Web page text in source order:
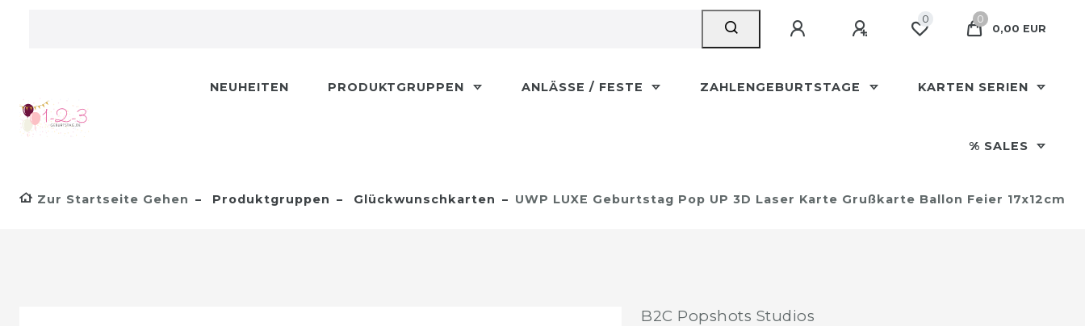
0
0
0,00 EUR
NEUHEITEN PRODUKTGRUPPEN ANLÄSSE / FESTE ZAHLENGEBURTSTAGE KARTEN SERIEN
% SALES
Zur Startseite Gehen Produktgruppen Glückwunschkarten UWP LUXE Geburtstag Pop UP 3D Laser Karte Grußkarte Ballon Feier 17x12cm
B2C Popshots Studios